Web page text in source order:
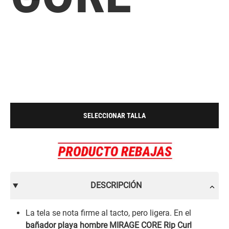
SELECCIONAR TALLA
DESCRIPCIÓN
La tela se nota firme al tacto, pero ligera. En el
bañador playa hombre MIRAGE CORE Rip Curl